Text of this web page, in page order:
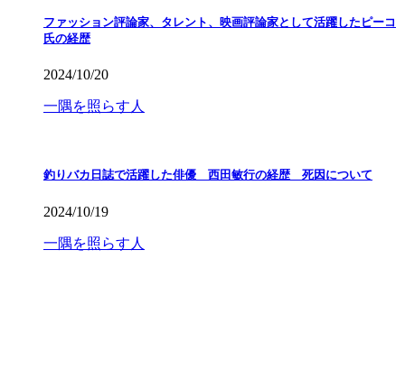
ファッション評論家、タレント、映画評論家として活躍したピーコ
氏の経歴
2024/10/20
一隅を照らす人
釣りバカ日誌で活躍した俳優 西田敏行の経歴 死因について
2024/10/19
一隅を照らす人